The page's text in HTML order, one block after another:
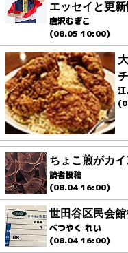
エッセイと更新
唐沢むぎこ
(08.05 10:00)
江
ちょこ煎がカ
読者投稿
(08.04 16:00)
世田谷区民会
べつやく れい
(08.04 16:00)